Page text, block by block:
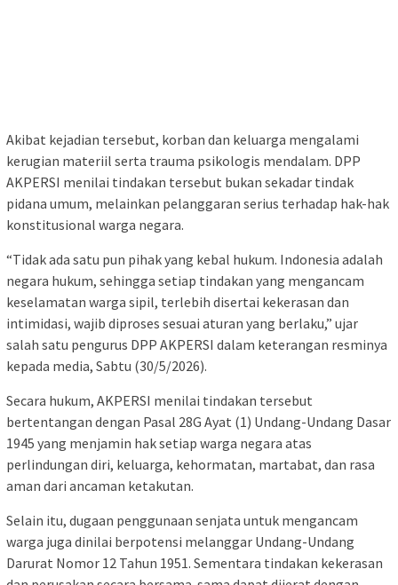
Akibat kejadian tersebut, korban dan keluarga mengalami
kerugian materiil serta trauma psikologis mendalam. DPP
AKPERSI menilai tindakan tersebut bukan sekadar tindak
pidana umum, melainkan pelanggaran serius terhadap hak-hak
konstitusional warga negara.
“Tidak ada satu pun pihak yang kebal hukum. Indonesia adalah
negara hukum, sehingga setiap tindakan yang mengancam
keselamatan warga sipil, terlebih disertai kekerasan dan
intimidasi, wajib diproses sesuai aturan yang berlaku,” ujar
salah satu pengurus DPP AKPERSI dalam keterangan resminya
kepada media, Sabtu (30/5/2026).
Secara hukum, AKPERSI menilai tindakan tersebut
bertentangan dengan Pasal 28G Ayat (1) Undang-Undang Dasar
1945 yang menjamin hak setiap warga negara atas
perlindungan diri, keluarga, kehormatan, martabat, dan rasa
aman dari ancaman ketakutan.
Selain itu, dugaan penggunaan senjata untuk mengancam
warga juga dinilai berpotensi melanggar Undang-Undang
Darurat Nomor 12 Tahun 1951. Sementara tindakan kekerasan